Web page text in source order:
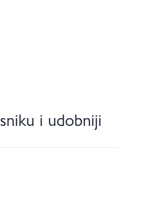
i udobniji